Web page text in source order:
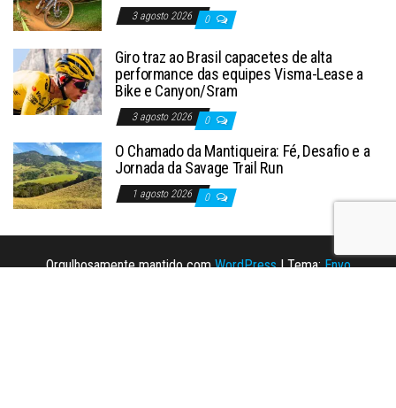
3 agosto 2026 0
Giro traz ao Brasil capacetes de alta
performance das equipes Visma-Lease a
Bike e Canyon/Sram
3 agosto 2026 0
O Chamado da Mantiqueira: Fé, Desafio e a
Jornada da Savage Trail Run
1 agosto 2026 0
Orgulhosamente mantido comWordPress |Tema:Envo